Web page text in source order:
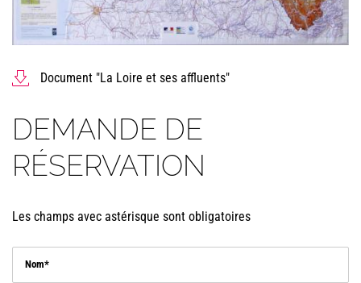
Document "La Loire et ses affluents"
DEMANDE DE
RÉSERVATION
Les champs avec astérisque sont obligatoires
Nom